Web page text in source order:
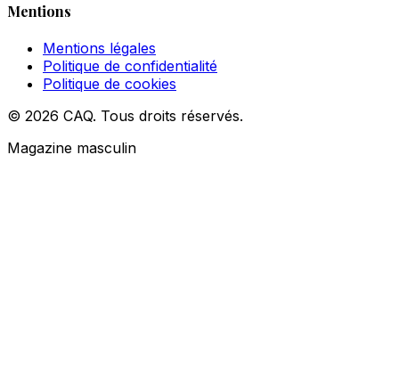
Mentions
Mentions légales
Politique de confidentialité
Politique de cookies
© 2026 CAQ. Tous droits réservés.
Magazine masculin